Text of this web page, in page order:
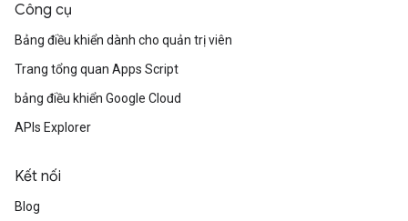
Công cụ
Bảng điều khiển dành cho quản trị viên
Trang tổng quan Apps Script
bảng điều khiển Google Cloud
APIs Explorer
Kết nối
Blog